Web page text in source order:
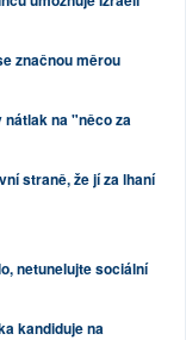
značnou měrou
nátlak na "něco za
straně, že jí za lhaní
netunelujte sociální
kandiduje na